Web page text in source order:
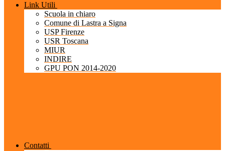
Link Utili
Scuola in chiaro
Comune di Lastra a Signa
USP Firenze
USR Toscana
MIUR
INDIRE
GPU PON 2014-2020
Contatti